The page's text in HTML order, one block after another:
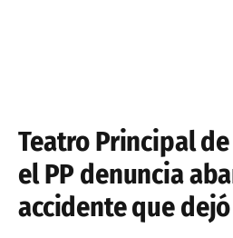
Teatro Principal
el PP denuncia
accidente que